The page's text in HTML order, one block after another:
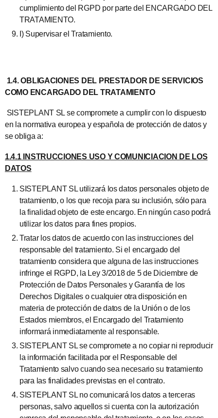
cumplimiento del RGPD por parte del ENCARGADO DEL
TRATAMIENTO.
I) Supervisar el Tratamiento.
1.4. OBLIGACIONES DEL PRESTADOR DE SERVICIOS
COMO ENCARGADO DEL TRATAMIENTO
SISTEPLANT SL se compromete a cumplir con lo dispuesto
en la normativa europea y española de protección de datos y
se obliga a:
1.4.1 INSTRUCCIONES USO Y COMUNICIACION DE LOS
DATOS
SISTEPLANT SL utilizará los datos personales objeto de
tratamiento, o los que recoja para su inclusión, sólo para
la finalidad objeto de este encargo. En ningún caso podrá
utilizar los datos para fines propios.
Tratar los datos de acuerdo con las instrucciones del
responsable del tratamiento. Si el encargado del
tratamiento considera que alguna de las instrucciones
infringe el RGPD, la Ley 3/2018 de 5 de Diciembre de
Protección de Datos Personales y Garantía de los
Derechos Digitales o cualquier otra disposición en
materia de protección de datos de la Unión o de los
Estados miembros, el Encargado del Tratamiento
informará inmediatamente al responsable.
SISTEPLANT SL se compromete a no copiar ni reproducir
la información facilitada por el Responsable del
Tratamiento salvo cuando sea necesario su tratamiento
para las finalidades previstas en el contrato.
SISTEPLANT SL no comunicará los datos a terceras
personas, salvo aquellos si cuenta con la autorización